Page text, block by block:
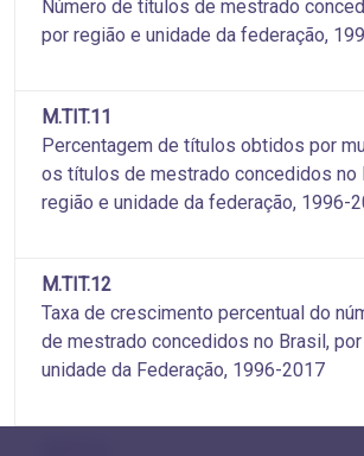
Número de títulos de mestrado
por região e unidade da federação,
M.TIT.11
Percentagem de títulos obtidos por
os títulos de mestrado concedidos no
região e unidade da federação, 1996-
M.TIT.12
Taxa de crescimento percentual do
de mestrado concedidos no Brasil,
unidade da Federação, 1996-2017